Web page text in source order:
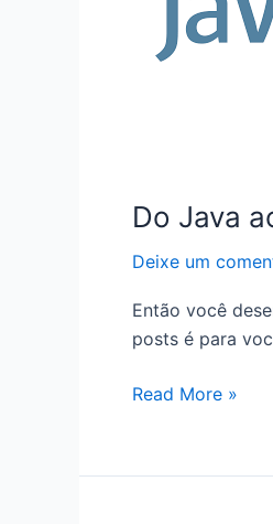
Do Java
Deixe um
Então você
posts é para
Do
.NET
Read More »